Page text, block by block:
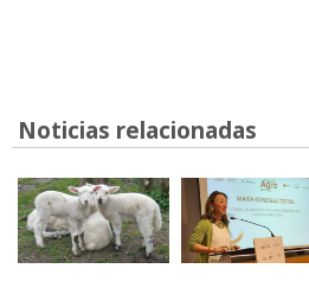
Noticias relacionadas